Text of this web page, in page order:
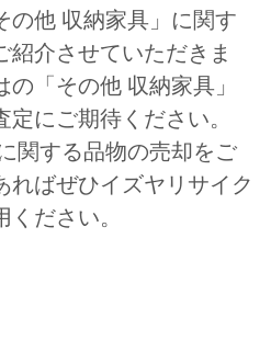
の他 収納家具」に関す
紹介させていただきま
「その他 収納家具」
にご期待ください。
関する品物の売却をご
ればぜひイズヤリサイク
ださい。